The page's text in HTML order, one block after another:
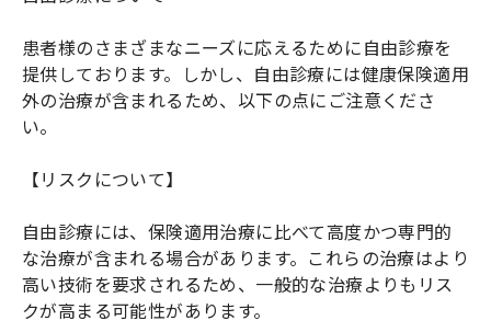
患者様のさまざまなニーズに応えるために自由診療を
提供しております。しかし、自由診療には健康保険適用
外の治療が含まれるため、以下の点にご注意くださ
い。
【リスクについて】
自由診療には、保険適用治療に比べて高度かつ専門的
な治療が含まれる場合があります。これらの治療はより
高い技術を要求されるため、一般的な治療よりもリス
クが高まる可能性があります。